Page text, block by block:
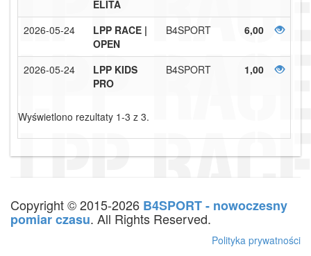
ELITA
2026-05-24
LPP RACE |
OPEN
B4SPORT 6,00
2026-05-24
LPP KIDS
PRO
B4SPORT 1,00
Wyświetlono rezultaty 1-3 z 3.
Copyright © 2015-2026 B4SPORT - nowoczesny
pomiar czasu. All Rights Reserved.
Polityka prywatności